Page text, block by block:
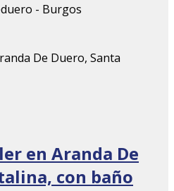
- Burgos
en Aranda De
con baño